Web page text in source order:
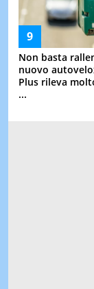
Non basta
nuovo
Plus rileva
...